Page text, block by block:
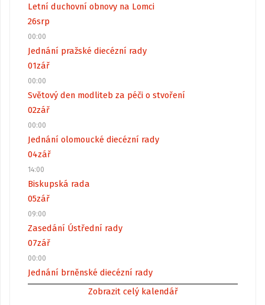
Letní duchovní obnovy na Lomci
26srp
00:00
Jednání pražské diecézní rady
01zář
00:00
Světový den modliteb za péči o stvoření
02zář
00:00
Jednání olomoucké diecézní rady
04zář
14:00
Biskupská rada
05zář
09:00
Zasedání Ústřední rady
07zář
00:00
Jednání brněnské diecézní rady
Zobrazit celý kalendář